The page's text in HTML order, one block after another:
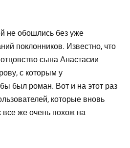
не обошлись без уже
поклонников. Известно, что
сына Анастасии
с которым у
был роман. Вот и на этот раз
которые вновь
все же очень похож на